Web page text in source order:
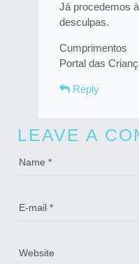
Já procedemos
desculpas.
Cumprimentos
Portal das
Reply
LEAVE A